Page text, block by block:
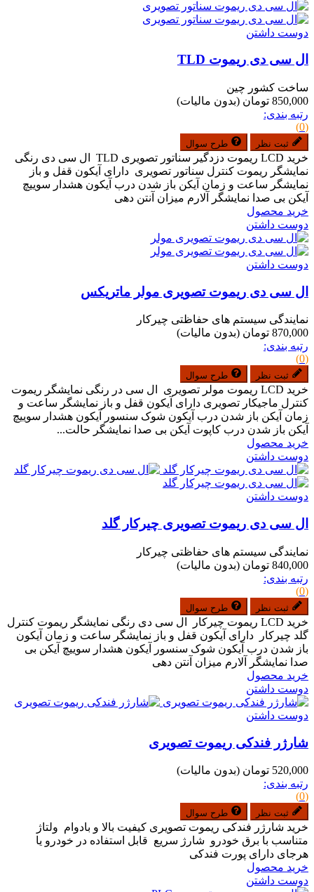
دوست داشتن
ال سی دی ریموت TLD
ساخت کشور چین
850,000 تومان
(بدون مالیات)
رتبه بندی:
(0)
ثبت نظر طرح سوال
خرید LCD ریموت دزدگیر سناتور تصویری TLD ال سی دی رنگی
نمایشگر ریموت کنترل سناتور تصویری دارای آیکون قفل و باز
نمایشگر ساعت و زمان آیکن باز شدن درب آیکون هشدار سوییچ
آیکن بی صدا نمایشگر آلارم میزان آنتن دهی
خرید محصول
دوست داشتن
دوست داشتن
ال سی دی ریموت تصویری مولر ماتریکس
نمایندگی سیستم های حفاظتی چیرکار
870,000 تومان
(بدون مالیات)
رتبه بندی:
(0)
ثبت نظر طرح سوال
خرید LCD ریموت مولر تصویری ال سی در رنگی نمایشگر ریموت
کنترل ماجیکار تصویری دارای آیکون قفل و باز نمایشگر ساعت و
زمان آیکن باز شدن درب آیکون شوک سنسور آیکون هشدار سوییچ
آیکن باز شدن درب کاپوت آیکن بی صدا نمایشگر حالت...
خرید محصول
دوست داشتن
دوست داشتن
ال سی دی ریموت تصویری چیرکار گلد
نمایندگی سیستم های حفاظتی چیرکار
840,000 تومان
(بدون مالیات)
رتبه بندی:
(0)
ثبت نظر طرح سوال
خرید LCD ریموت چیرکار ال سی دی رنگی نمایشگر ریموت کنترل
گلد چیرکار دارای آیکون قفل و باز نمایشگر ساعت و زمان آیکون
باز شدن درب آیکون شوک سنسور آیکون هشدار سوییچ آیکن بی
صدا نمایشگر آلارم میزان آنتن دهی
خرید محصول
دوست داشتن
دوست داشتن
شارژر فندکی ریموت تصویری
520,000 تومان
(بدون مالیات)
رتبه بندی:
(0)
ثبت نظر طرح سوال
خرید شارژر فندکی ریموت تصویری کیفیت بالا و بادوام ولتاژ
متناسب با برق خودرو شارژ سریع قابل استفاده در خودرو یا
هرجای دارای پورت فندکی
خرید محصول
دوست داشتن